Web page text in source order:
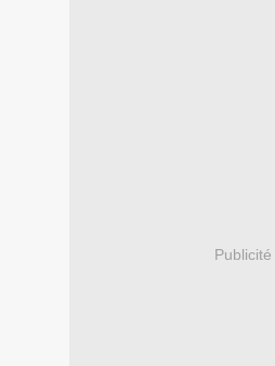
Publicité